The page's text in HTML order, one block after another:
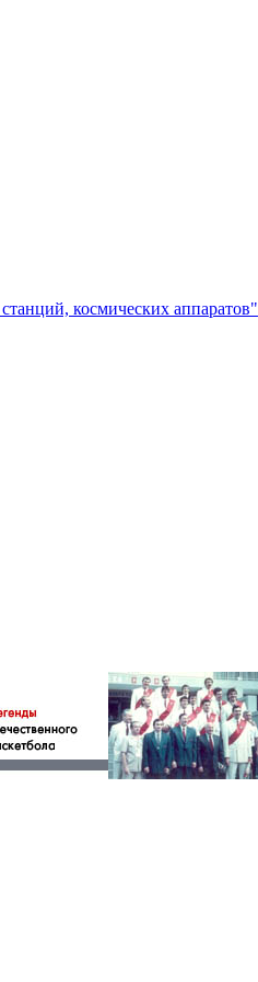
космических аппаратов"